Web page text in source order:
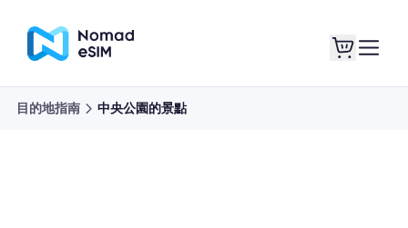
目的地指南 中央公園的景點